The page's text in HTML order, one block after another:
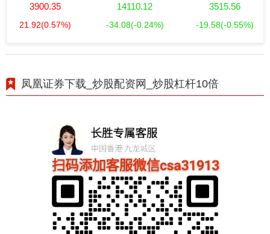
3900.35
21.92(0.57%)
14110.12
-34.08(-0.24%)
3515.56
-19.58(-0.55%)
凤凰证券下载_炒股配资网_炒股杠杆10倍